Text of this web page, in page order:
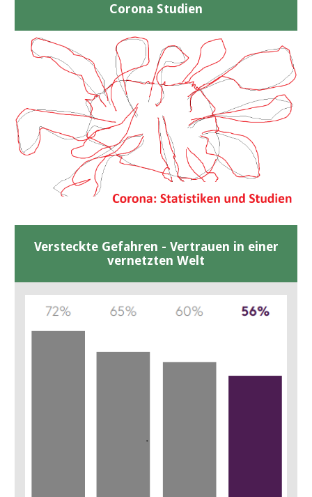
Corona Studien
Versteckte Gefahren - Vertrauen in einer
vernetzten Welt